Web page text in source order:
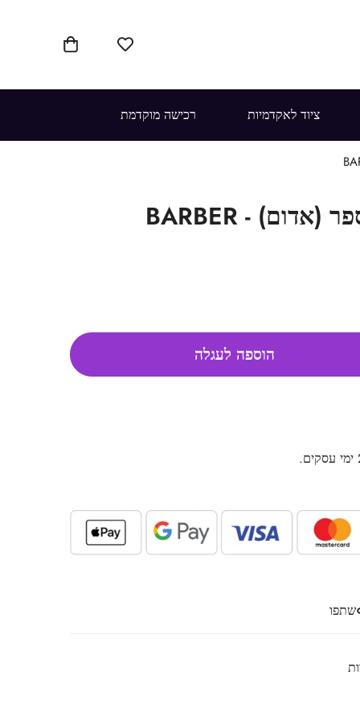
ציוד לאקדמיות רכישה מוקדמת
נרתיק קטן לספר (אדום) - BARBER
הוספה לעגלה
שתפו